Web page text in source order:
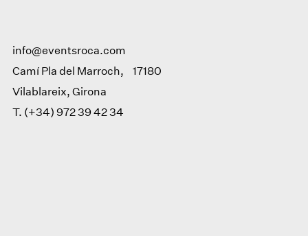
info@eventsroca.com
Camí Pla del Marroch, 17180
Vilablareix, Girona
T. (+34) 972 39 42 34